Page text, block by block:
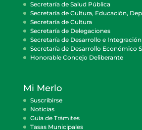
Secretaría de Salud Pública
Secretaría de Cultura, Educación,
Secretaría de Cultura
Secretaría de Delegaciones
Secretaría de Desarrollo e
Secretaría de Desarrollo Económico
Honorable Concejo Deliberante
Mi Merlo
Suscribirse
Noticias
Guía de Trámites
Tasas Municipales